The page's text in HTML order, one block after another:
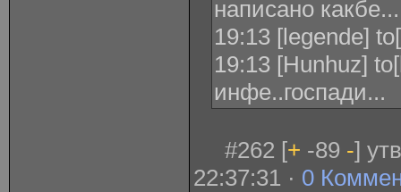
написано
19:13 [legende]
19:13 [Hunhuz]
инфе..госпади...
#262 [+ -89 -]
22:37:31 · 0